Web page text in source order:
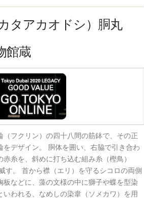
タアカオドシ）胴丸
館蔵
フクリン）の四十八間の筋鉢で、その正
デザイン。 胴体を囲い、右脇で引き合わ
糸を、斜めに打ち込む組み糸（樫鳥）
す。 首から襟（エリ）を守るシコロの両側
などに、藻の文様の中に獅子や蝶を型染
われる、なめしの染韋（ソメカワ）を用